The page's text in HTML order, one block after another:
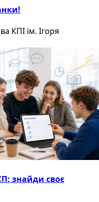
КПІ ім. Ігоря
знайди своє